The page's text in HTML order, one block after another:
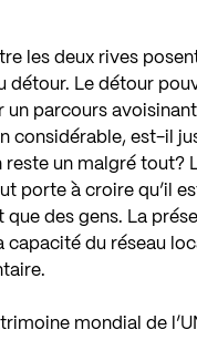
les deux rives
détour. Le détour
un parcours
considérable, est-il
un malgré tout?
porte à croire qu’il
des gens. La
capacité du réseau
mondial de